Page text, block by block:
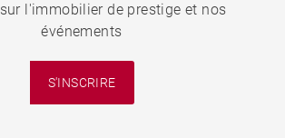
l'immobilier de prestige et nos
événements
S'INSCRIRE